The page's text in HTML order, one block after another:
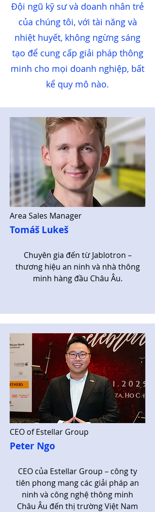
Đội ngũ kỹ sư và doanh nhân trẻ
của chúng tôi, với tài năng và
nhiệt huyết, không ngừng sáng
tạo để cung cấp giải pháp thông
minh cho mọi doanh nghiệp, bất
kể quy mô nào.
Area Sales Manager
Tomáš Lukeš
Chuyên gia đến từ Jablotron –
thương hiệu an ninh và nhà thông
minh hàng đầu Châu Âu.
CEO of Estellar Group
Peter Ngo
CEO của Estellar Group – công ty
tiên phong mang các giải pháp an
ninh và công nghệ thông minh
Châu Âu đến thị trường Việt Nam